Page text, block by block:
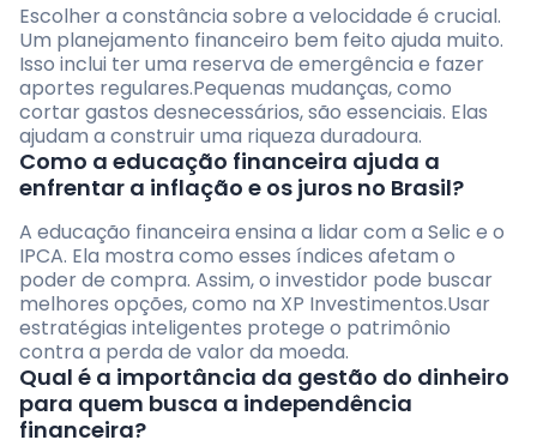
Escolher a constância sobre a velocidade é crucial.
Um planejamento financeiro bem feito ajuda muito.
Isso inclui ter uma reserva de emergência e fazer
aportes regulares.Pequenas mudanças, como
cortar gastos desnecessários, são essenciais. Elas
ajudam a construir uma riqueza duradoura.
Como a educação financeira ajuda a
enfrentar a inflação e os juros no Brasil?
A educação financeira ensina a lidar com a Selic e o
IPCA. Ela mostra como esses índices afetam o
poder de compra. Assim, o investidor pode buscar
melhores opções, como na XP Investimentos.Usar
estratégias inteligentes protege o patrimônio
contra a perda de valor da moeda.
Qual é a importância da gestão do dinheiro
para quem busca a independência
financeira?